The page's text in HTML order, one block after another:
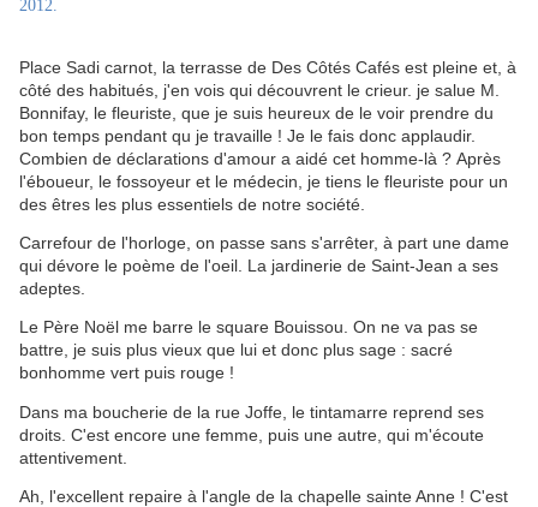
2012.
Place Sadi carnot, la terrasse de Des Côtés Cafés est pleine et, à
côté des habitués, j'en vois qui découvrent le crieur. je salue M.
Bonnifay, le fleuriste, que je suis heureux de le voir prendre du
bon temps pendant qu je travaille ! Je le fais donc applaudir.
Combien de déclarations d'amour a aidé cet homme-là ? Après
l'éboueur, le fossoyeur et le médecin, je tiens le fleuriste pour un
des êtres les plus essentiels de notre société.
Carrefour de l'horloge, on passe sans s'arrêter, à part une dame
qui dévore le poème de l'oeil. La jardinerie de Saint-Jean a ses
adeptes.
Le Père Noël me barre le square Bouissou. On ne va pas se
battre, je suis plus vieux que lui et donc plus sage : sacré
bonhomme vert puis rouge !
Dans ma boucherie de la rue Joffe, le tintamarre reprend ses
droits. C'est encore une femme, puis une autre, qui m'écoute
attentivement.
Ah, l'excellent repaire à l'angle de la chapelle sainte Anne ! C'est